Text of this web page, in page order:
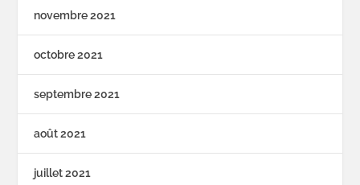
novembre 2021
octobre 2021
septembre 2021
août 2021
juillet 2021